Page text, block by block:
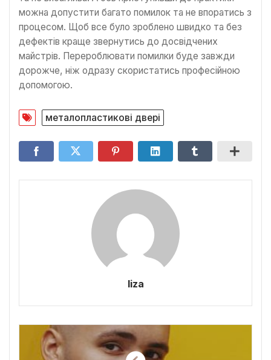
можна допустити багато помилок та не впоратись з
процесом. Щоб все було зроблено швидко та без
дефектів краще звернутись до досвідчених
майстрів. Перероблювати помилки буде завжди
дорожче, ніж одразу скористатись професійною
допомогою.
металопластикові двері
liza